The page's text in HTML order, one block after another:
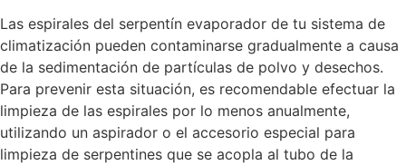
Las espirales del serpentín evaporador de tu sistema de
climatización pueden contaminarse gradualmente a causa
de la sedimentación de partículas de polvo y desechos.
Para prevenir esta situación, es recomendable efectuar la
limpieza de las espirales por lo menos anualmente,
utilizando un aspirador o el accesorio especial para
limpieza de serpentines que se acopla al tubo de la